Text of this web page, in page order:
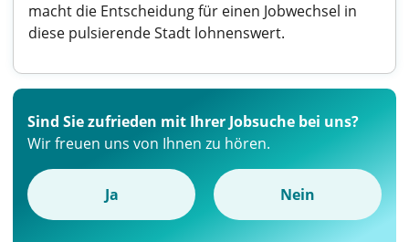
macht die Entscheidung für einen Jobwechsel in
diese pulsierende Stadt lohnenswert.
Sind Sie zufrieden mit Ihrer Jobsuche bei uns?
Wir freuen uns von Ihnen zu hören.
Ja Nein